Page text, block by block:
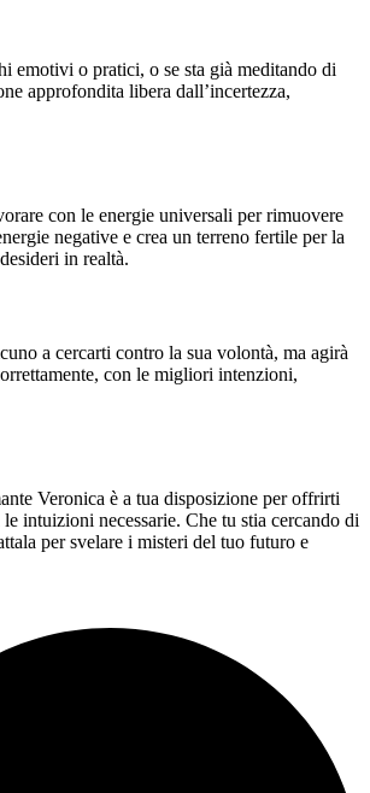
emotivi o pratici, o se sta già meditando di
approfondita libera dall’incertezza,
con le energie universali per rimuovere
negative e crea un terreno fertile per la
in realtà.
a cercarti contro la sua volontà, ma agirà
con le migliori intenzioni,
Veronica è a tua disposizione per offrirti
intuizioni necessarie. Che tu stia cercando di
per svelare i misteri del tuo futuro e